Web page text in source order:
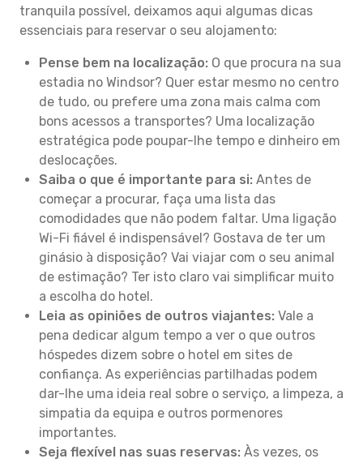
tranquila possível, deixamos aqui algumas dicas
essenciais para reservar o seu alojamento:
Pense bem na localização: O que procura na sua
estadia no Windsor? Quer estar mesmo no centro
de tudo, ou prefere uma zona mais calma com
bons acessos a transportes? Uma localização
estratégica pode poupar-lhe tempo e dinheiro em
deslocações.
Saiba o que é importante para si: Antes de
começar a procurar, faça uma lista das
comodidades que não podem faltar. Uma ligação
Wi-Fi fiável é indispensável? Gostava de ter um
ginásio à disposição? Vai viajar com o seu animal
de estimação? Ter isto claro vai simplificar muito
a escolha do hotel.
Leia as opiniões de outros viajantes: Vale a
pena dedicar algum tempo a ver o que outros
hóspedes dizem sobre o hotel em sites de
confiança. As experiências partilhadas podem
dar-lhe uma ideia real sobre o serviço, a limpeza, a
simpatia da equipa e outros pormenores
importantes.
Seja flexível nas suas reservas: Às vezes, os